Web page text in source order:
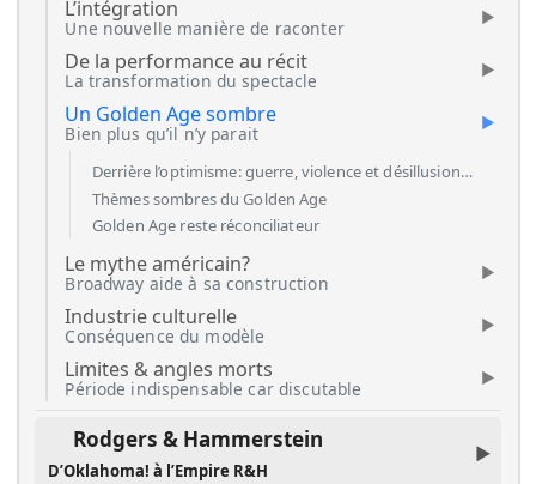
L’intégration
Une nouvelle manière de raconter
De la performance au récit
La transformation du spectacle
Un Golden Age sombre
Bien plus qu’il n’y parait
Derrière l’optimisme: guerre, violence et désillusion…
Thèmes sombres du Golden Age
Golden Age reste réconciliateur
Le mythe américain?
Broadway aide à sa construction
Industrie culturelle
Conséquence du modèle
Limites & angles morts
Période indispensable car discutable
Rodgers & Hammerstein
D’Oklahoma! à l’Empire R&H